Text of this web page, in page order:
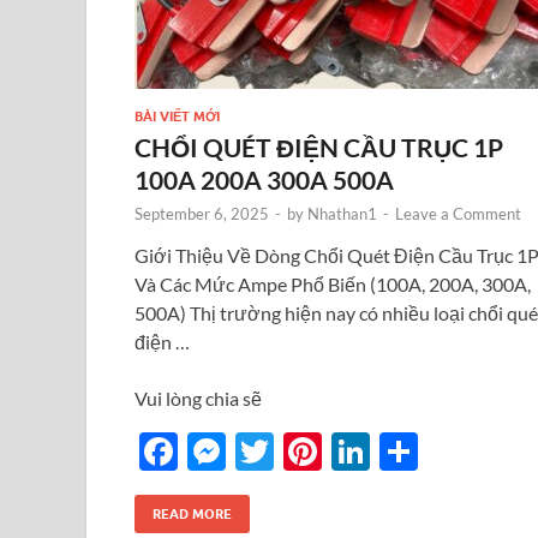
BÀI VIẾT MỚI
CHỔI QUÉT ĐIỆN CẦU TRỤC 1P
100A 200A 300A 500A
September 6, 2025 - by Nhathan1 - Leave a Comment
Giới Thiệu Về Dòng Chổi Quét Điện Cầu Trục 1P
Và Các Mức Ampe Phổ Biến (100A, 200A, 300A,
500A) Thị trường hiện nay có nhiều loại chổi
điện …
Vui lòng chia sẽ
F
ac
e
M
es
se
T
Pi Li
READ MORE